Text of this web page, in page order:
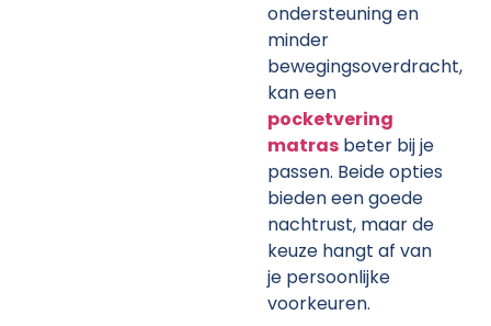
ondersteuning en
minder
bewegingsoverdracht,
kan een
pocketvering
matras beter bij je
passen. Beide opties
bieden een goede
nachtrust, maar de
keuze hangt af van
je persoonlijke
voorkeuren.